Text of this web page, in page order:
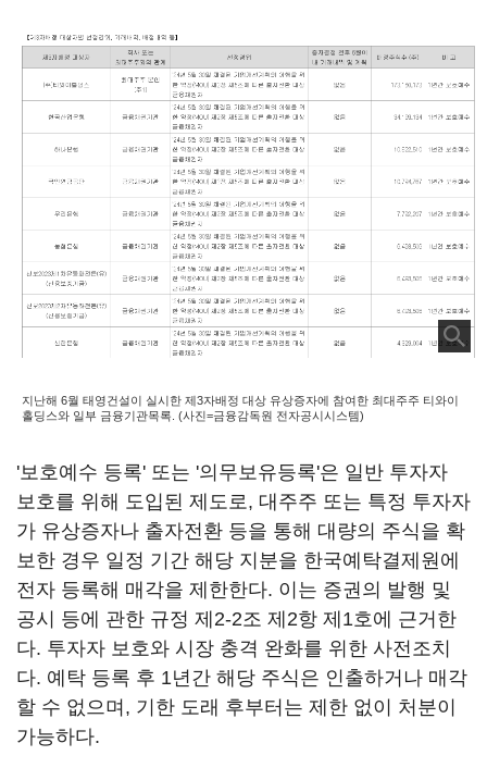
지난해 6월 태영건설이 실시한 제3자배정 대상 유상증자에 참여한 최대주주 티와이
홀딩스와 일부 금융기관목록. (사진=금융감독원 전자공시시스템)
'보호예수 등록' 또는 '의무보유등록'은 일반 투자자
보호를 위해 도입된 제도로, 대주주 또는 특정 투자자
가 유상증자나 출자전환 등을 통해 대량의 주식을 확
보한 경우 일정 기간 해당 지분을 한국예탁결제원에
전자 등록해 매각을 제한한다. 이는 증권의 발행 및
공시 등에 관한 규정 제2-2조 제2항 제1호에 근거한
다. 투자자 보호와 시장 충격 완화를 위한 사전조치
다. 예탁 등록 후 1년간 해당 주식은 인출하거나 매각
할 수 없으며, 기한 도래 후부터는 제한 없이 처분이
가능하다.